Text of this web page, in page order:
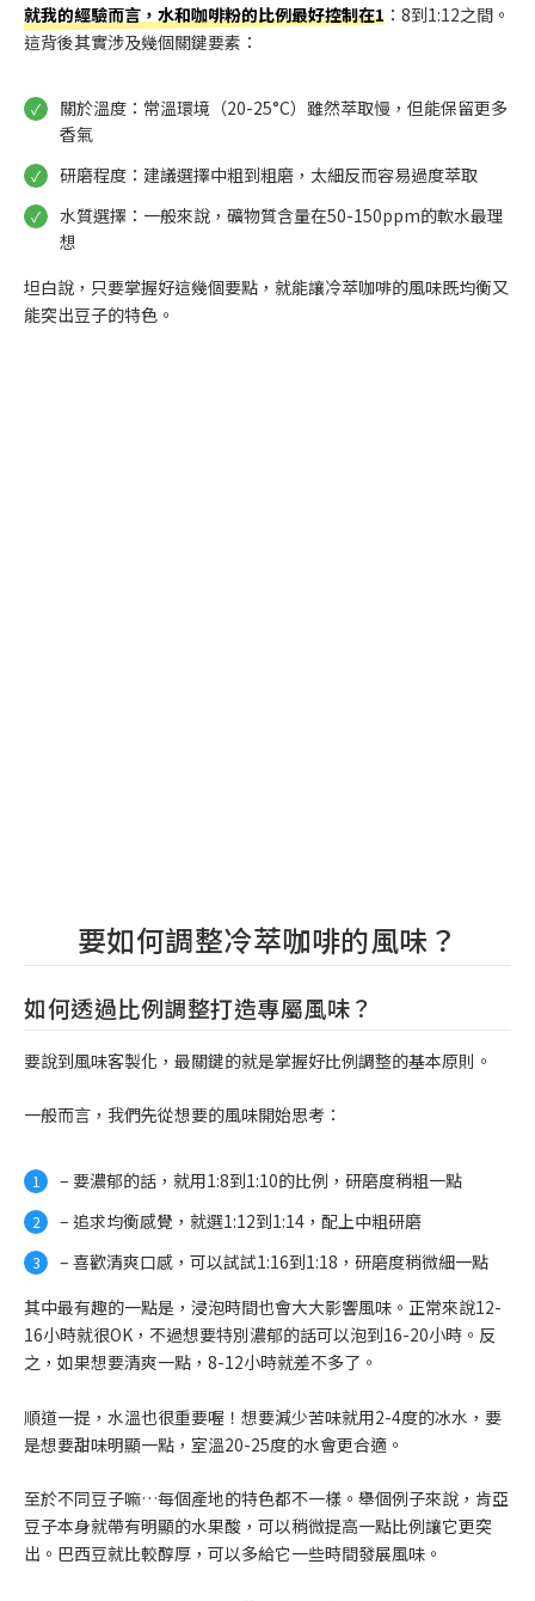
就我的經驗而言，水和咖啡粉的比例最好控制在1 ：8到1:12之間。
這背後其實涉及幾個關鍵要素：
關於溫度：常溫環境（20-25°C）雖然萃取慢，但能保留更多
香氣
研磨程度：建議選擇中粗到粗磨，太細反而容易過度萃取
水質選擇：一般來說，礦物質含量在50-150ppm的軟水最理
想
坦白說，只要掌握好這幾個要點，就能讓冷萃咖啡的風味既均衡又
能突出豆子的特色。
要如何調整冷萃咖啡的風味？
如何透過比例調整打造專屬風味？
要說到風味客製化，最關鍵的就是掌握好比例調整的基本原則。
一般而言，我們先從想要的風味開始思考：
– 要濃郁的話，就用1:8到1:10的比例，研磨度稍粗一點
– 追求均衡感覺，就選1:12到1:14，配上中粗研磨
– 喜歡清爽口感，可以試試1:16到1:18，研磨度稍微細一點
其中最有趣的一點是，浸泡時間也會大大影響風味。正常來說12-
16小時就很OK，不過想要特別濃郁的話可以泡到16-20小時。反
之，如果想要清爽一點，8-12小時就差不多了。
順道一提，水溫也很重要喔！想要減少苦味就用2-4度的冰水，要
是想要甜味明顯一點，室溫20-25度的水會更合適。
至於不同豆子嘛…每個產地的特色都不一樣。舉個例子來說，肯亞
豆子本身就帶有明顯的水果酸，可以稍微提高一點比例讓它更突
出。巴西豆就比較醇厚，可以多給它一些時間發展風味。